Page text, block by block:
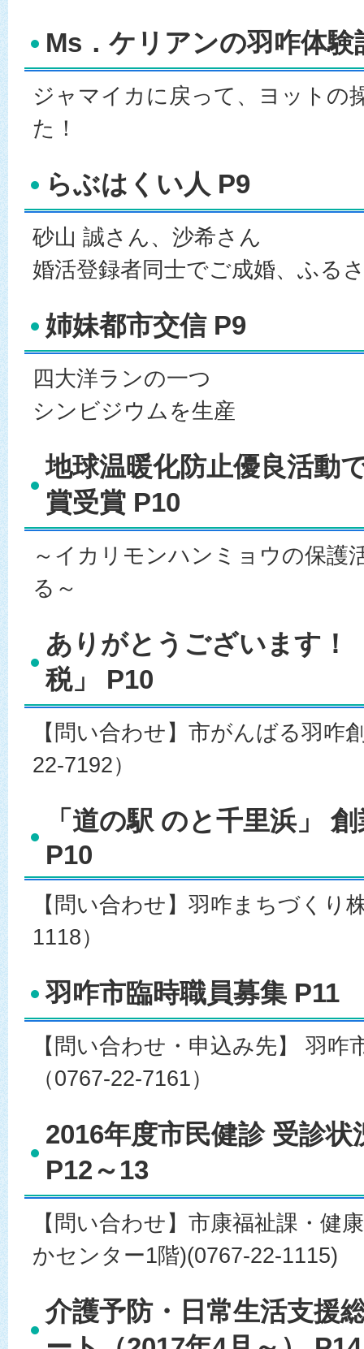
Ms．ケリアンの羽咋体験
ジャマイカに戻って、ヨットの
た！
らぶはくい人 P9
砂山 誠さん、沙希さん
婚活登録者同士でご成婚、ふる
姉妹都市交信 P9
四大洋ランの一つ
シンビジウムを生産
地球温暖化防止優良活動
賞受賞 P10
～イカリモンハンミョウの保護
る～
ありがとうございます！
税」 P10
【問い合わせ】市がんばる羽咋
22-7192）
「道の駅 のと千里浜」
P10
【問い合わせ】羽咋まちづくり
1118）
羽咋市臨時職員募集 P11
【問い合わせ・申込み先】 羽咋
（0767-22-7161）
2016年度市民健診 受診
P12～13
【問い合わせ】市康福祉課・健
かセンター1階)(0767-22-1115)
介護予防・日常生活支援